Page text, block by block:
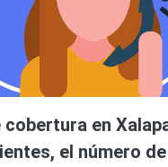
en
el número